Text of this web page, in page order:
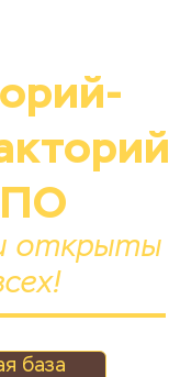
открыты
база